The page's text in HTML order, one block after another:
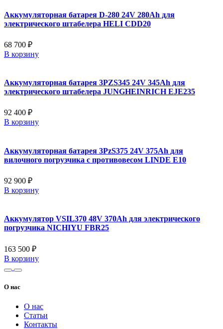
Аккумуляторная батарея D-280 24V 280Ah для
электрического штабелера HELI CDD20
68 700 ₽
В корзину
Аккумуляторная батарея 3PZS345 24V 345Ah для
электрического штабелера JUNGHEINRICH EJE235
92 400 ₽
В корзину
Аккумуляторная батарея 3PzS375 24V 375Ah для
вилочного погрузчика с противовесом LINDE E10
92 900 ₽
В корзину
Аккумулятор VSIL370 48V 370Ah для электрического
погрузчика NICHIYU FBR25
163 500 ₽
В корзину
О нас
О нас
Статьи
Контакты